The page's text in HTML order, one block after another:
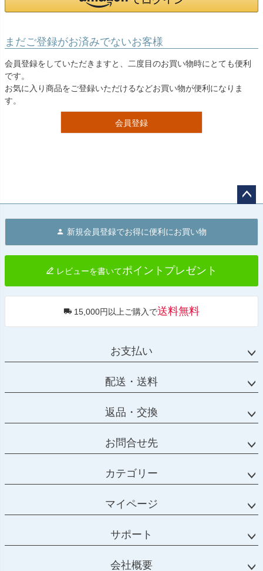
まだご登録がお済みでないお客様
会員登録をしていただきますと、二度目のお買い物時にとても便利
です。
お気に入り商品をご登録いただけるなどお買い物が便利になりま
す。
会員登録
へ
新規会員登録でお得に便利にお買い物
レビューを書いてポイントプレゼント
15,000円以上ご購入で送料無料
お支払い
配送・送料
返品・交換
お問合せ先
カテゴリー
マイページ
サポート
会社概要